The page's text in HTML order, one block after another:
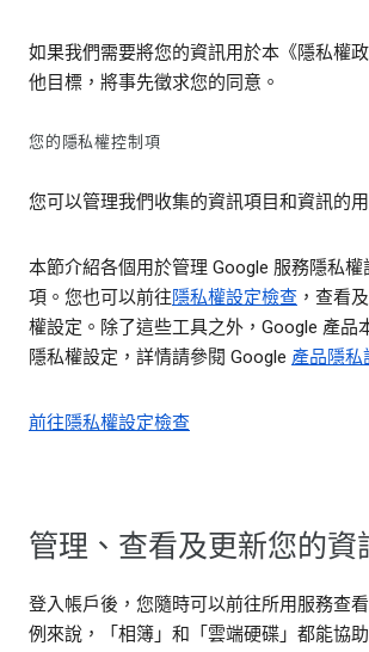
如果我們需要將您的資訊用於本《隱私權
他目標，將事先徵求您的同意。
您的隱私權控制項
您可以管理我們收集的資訊項目和資訊的
本節介紹各個用於管理 Google 服務隱私權
項。您也可以前往隱私權設定檢查 ，查看
權設定。除了這些工具之外，Google 產品
隱私權設定，詳情請參閱 Google 產品隱私
前往隱私權設定檢查
管理、查看及更新您的資
登入帳戶後，您隨時可以前往所用服務查
例來說，「相簿」和「雲端硬碟」都能協